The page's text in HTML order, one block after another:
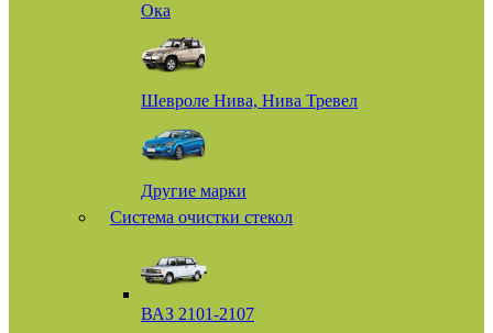
Ока
Шевроле Нива, Нива Тревел
Другие марки
Система очистки стекол
ВАЗ 2101-2107